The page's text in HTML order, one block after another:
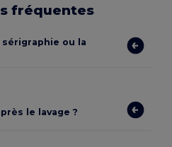
fréquentes
ou la
le lavage ?